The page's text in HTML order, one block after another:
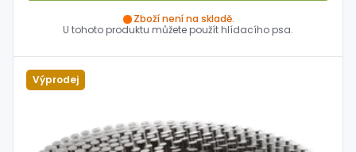
Zboží není na skladě.
U tohoto produktu můžete použít hlídacího psa.
Výprodej